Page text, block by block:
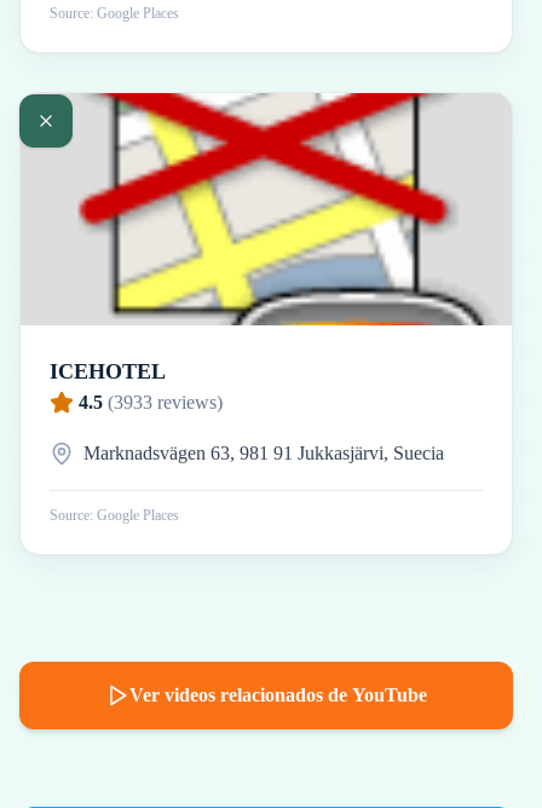
Source: Google Places
ICEHOTEL
4.5 (3933 reviews)
Marknadsvägen 63, 981 91 Jukkasjärvi, Suecia
Source: Google Places
Ver videos relacionados de YouTube